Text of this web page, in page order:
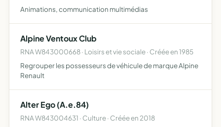
Animations, communication multimédias
Alpine Ventoux Club
RNA W843000668 · Loisirs et vie sociale · Créée en 1985
Regrouper les possesseurs de véhicule de marque Alpine
Renault
Alter Ego (A.e.84)
RNA W843004631 · Culture · Créée en 2018